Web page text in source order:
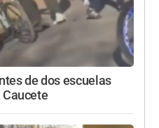
de dos escuelas